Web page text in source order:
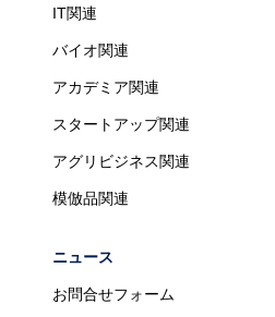
IT関連
バイオ関連
アカデミア関連
スタートアップ関連
アグリビジネス関連
模倣品関連
ニュース
お問合せフォーム